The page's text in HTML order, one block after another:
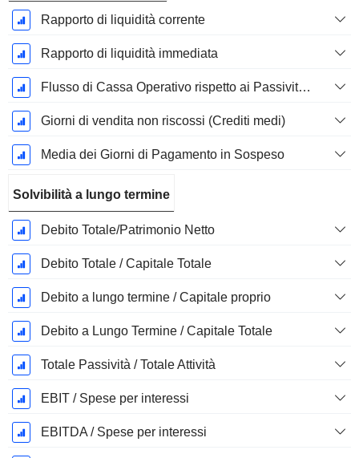
Rapporto di liquidità corrente
Rapporto di liquidità immediata
Flusso di Cassa Operativo rispetto ai Passività Correnti
Giorni di vendita non riscossi (Crediti medi)
Media dei Giorni di Pagamento in Sospeso
Solvibilità a lungo termine
Debito Totale/Patrimonio Netto
Debito Totale / Capitale Totale
Debito a lungo termine / Capitale proprio
Debito a Lungo Termine / Capitale Totale
Totale Passività / Totale Attività
EBIT / Spese per interessi
EBITDA / Spese per interessi